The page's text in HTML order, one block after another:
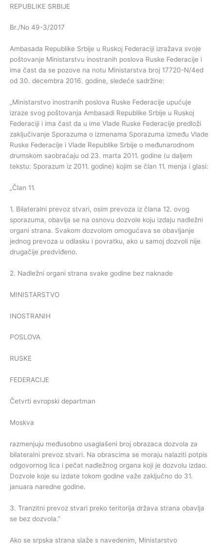
REPUBLIKE SRBIJE
Br./No 49-3/2017
Ambasada Republike Srbije u Ruskoj Federaciji izražava svoje
poštovanje Ministarstvu inostranih poslova Ruske Federacije i
ima čast da se pozove na notu Ministarstva broj 17720-N/4ed
od 30. decembra 2016. godine, sledeće sadržine:
„Ministarstvo inostranih poslova Ruske Federacije upućuje
izraze svog poštovanja Ambasadi Republike Srbije u Ruskoj
Federaciji i ima čast da u ime Vlade Ruske Federacije predloži
zaključivanje Sporazuma o izmenama Sporazuma između Vlade
Ruske Federacije i Vlade Republike Srbije o međunarodnom
drumskom saobraćaju od 23. marta 2011. godine (u daljem
tekstu: Sporazum iz 2011. godine) kojim se član 11. menja i glasi:
„Član 11.
1. Bilateralni prevoz stvari, osim prevoza iz člana 12. ovog
sporazuma, obavlja se na osnovu dozvole koju izdaju nadležni
organi strana. Svakom dozvolom omogućava se obavljanje
jednog prevoza u odlasku i povratku, ako u samoj dozvoli nije
drugačije predviđeno.
2. Nadležni organi strana svake godine bez naknade
MINISTARSTVO
INOSTRANIH
POSLOVA
RUSKE
FEDERACIJE
Četvrti evropski departman
Moskva
razmenjuju međusobno usaglašeni broj obrazaca dozvola za
bilateralni prevoz stvari. Na obrascima se moraju nalaziti potpis
odgovornog lica i pečat nadležnog organa koji je dozvolu izdao.
Dozvole koje su izdate tokom godine važe zaključno do 31.
januara naredne godine.
3. Tranzitni prevoz stvari preko teritorija država strana obavlja
se bez dozvola.”
Ako se srpska strana slaže s navedenim, Ministarstvo